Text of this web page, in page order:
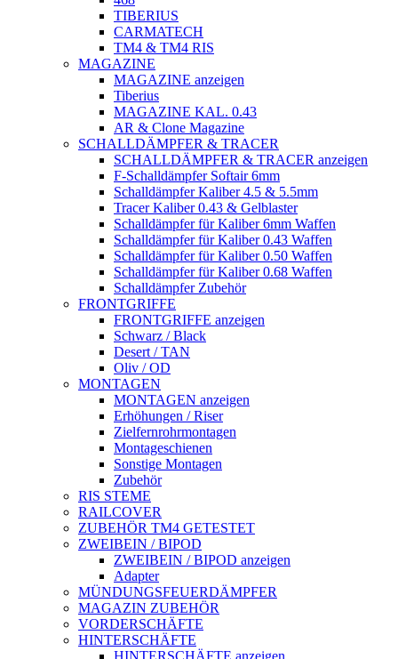
TIBERIUS
CARMATECH
TM4 & TM4 RIS
MAGAZINE
MAGAZINE anzeigen
Tiberius
MAGAZINE KAL. 0.43
AR & Clone Magazine
SCHALLDÄMPFER & TRACER
SCHALLDÄMPFER & TRACER anzeigen
F-Schalldämpfer Softair 6mm
Schalldämpfer Kaliber 4.5 & 5.5mm
Tracer Kaliber 0.43 & Gelblaster
Schalldämpfer für Kaliber 6mm Waffen
Schalldämpfer für Kaliber 0.43 Waffen
Schalldämpfer für Kaliber 0.50 Waffen
Schalldämpfer für Kaliber 0.68 Waffen
Schalldämpfer Zubehör
FRONTGRIFFE
FRONTGRIFFE anzeigen
Schwarz / Black
Desert / TAN
Oliv / OD
MONTAGEN
MONTAGEN anzeigen
Erhöhungen / Riser
Zielfernrohrmontagen
Montageschienen
Sonstige Montagen
Zubehör
RIS STEME
RAILCOVER
ZUBEHÖR TM4 GETESTET
ZWEIBEIN / BIPOD
ZWEIBEIN / BIPOD anzeigen
Adapter
MÜNDUNGSFEUERDÄMPFER
MAGAZIN ZUBEHÖR
VORDERSCHÄFTE
HINTERSCHÄFTE
HINTERSCHÄFTE anzeigen